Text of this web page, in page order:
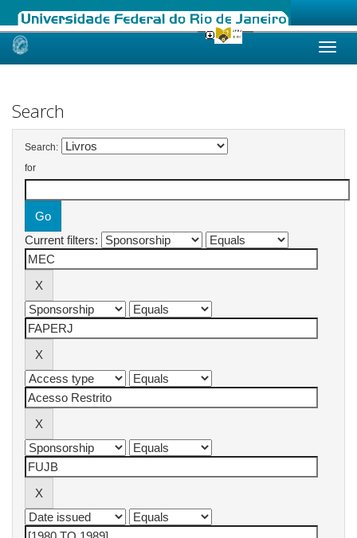
Skip
Search
Search:
for
Current filters: